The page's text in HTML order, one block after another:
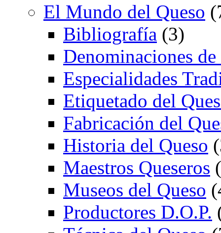
El Mundo del Queso
Bibliografía (3)
Denominaciones
Especialidades
Etiquetado del
Fabricación del
Historia del Queso
Maestros Queseros
Museos del Queso
Productores D.O.P.